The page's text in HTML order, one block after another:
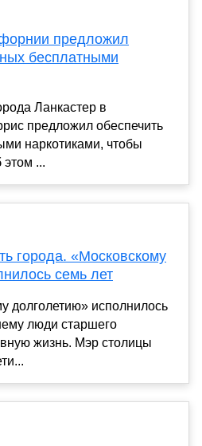
предложил
бесплатными
Ланкастер в
предложил обеспечить
наркотиками, чтобы
этом ...
города. «Московскому
семь лет
долголетию» исполнилось
люди старшего
жизнь. Мэр столицы